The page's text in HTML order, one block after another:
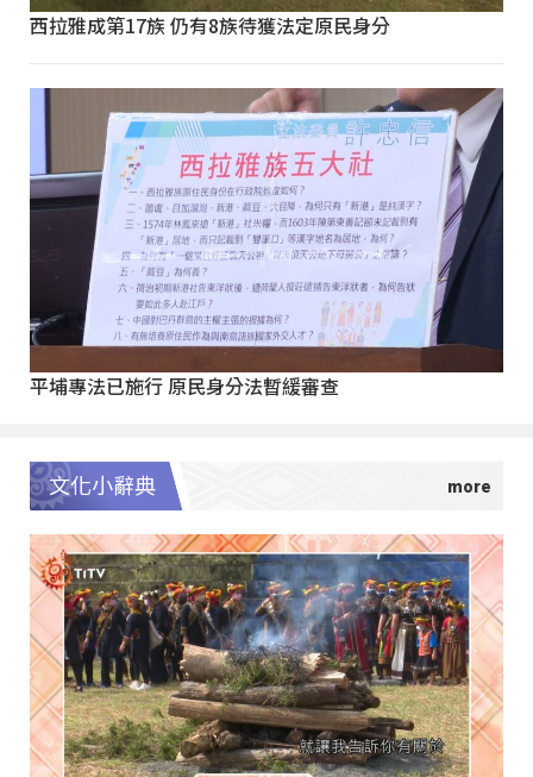
西拉雅成第17族 仍有8族待獲法定原民身分
平埔專法已施行 原民身分法暫緩審查
文化小辭典